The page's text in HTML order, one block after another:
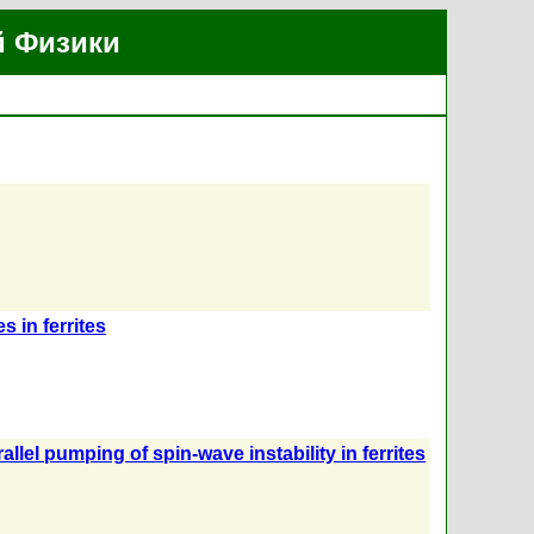
Физики
in ferrites
pumping of spin-wave instability in ferrites